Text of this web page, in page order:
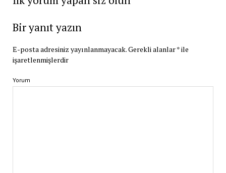
Bir yanıt yazın
E-posta adresiniz yayınlanmayacak.Gerekli alanlar*ile
işaretlenmişlerdir
Yorum